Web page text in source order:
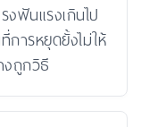
ฟันแรงเกินไป
การหยุดยั้งไม่ให้
งถูกวิธี